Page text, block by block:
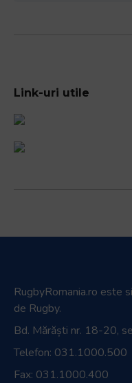
Link-uri utile
RugbyRomania.ro este
de Rugby.
Bd. Mărăști nr. 18-20,
Telefon: 031.1000.500
Fax: 031.1000.400